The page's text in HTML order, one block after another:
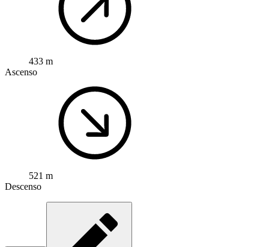
433 m
Ascenso
521 m
Descenso